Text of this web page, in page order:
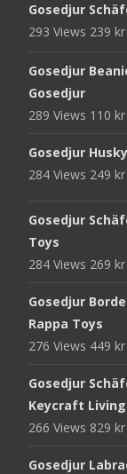
Gosedjur
293 Views 239 kr
Gosedjur
Gosedjur
289 Views 110 kr
Gosedjur
284 Views 249 kr
Gosedjur
Toys
284 Views 269 kr
Gosedjur
Rappa Toys
276 Views 449 kr
Gosedjur
Keycraft
266 Views 829 kr
Gosedjur